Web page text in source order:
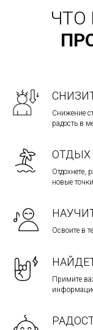
ЧТО
Снижение
радость в
ОТДЫХ
Отдохнете,
новые
Освоите в
Примите